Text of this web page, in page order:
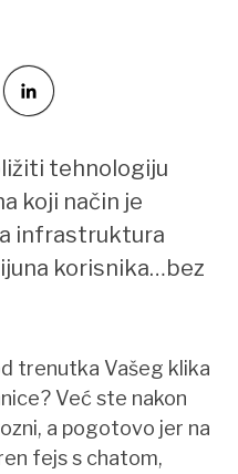
tehnologiju
koji način je
infrastruktura
korisnika…bez
trenutka Vašeg klika
Već ste nakon
a pogotovo jer na
fejs s chatom,